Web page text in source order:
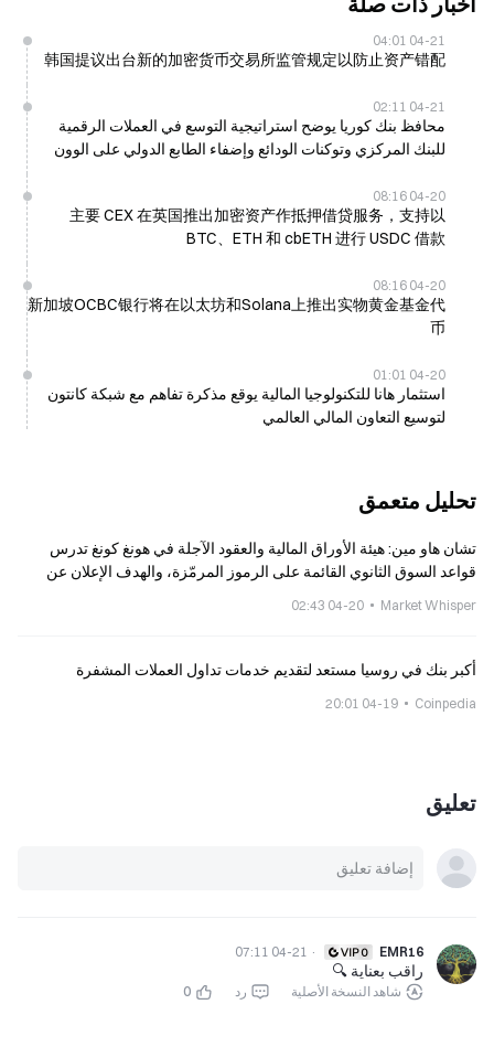
04-21 04:01
韩国提议出台新的加密货币交易所监管规定以防止资产错配
04-21 02:11
محافظ بنك كوريا يوضح استراتيجية التوسع في العملات الرقمية
للبنك المركزي وتوكنات الودائع وإضفاء الطابع الدولي على الوون
04-20 08:16
主要 CEX 在英国推出加密资产作抵押借贷服务，支持以
BTC、ETH 和 cbETH 进行 USDC 借款
04-20 08:16
新加坡OCBC银行将在以太坊和Solana上推出实物黄金基金代
币
04-20 01:01
استثمار هانا للتكنولوجيا المالية يوقع مذكرة تفاهم مع شبكة كانتون
لتوسيع التعاون المالي العالمي
تحليل متعمق
تشان هاو مين: هيئة الأوراق المالية والعقود الآجلة في هونغ كونغ تدرس
قواعد السوق الثانوي القائمة على الرموز المرمّزة، والهدف الإعلان عن
Market Whisper
04-20 02:43
أكبر بنك في روسيا مستعد لتقديم خدمات تداول العملات المشفرة
Coinpedia
04-19 20:01
تعليق
EMR16
·
04-21 07:11
راقب بعناية 🔍
شاهد النسخة الأصلية رد 0